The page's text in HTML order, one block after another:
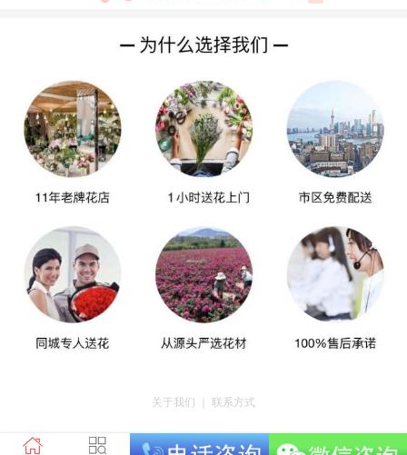
关于我们 联系方式
版权所有：荣昌区昌州街道爱神鲜花店 地址：重庆市荣昌区昌州街道迎宾大道
南段3号35幢4-20 电话：tel023-46761716